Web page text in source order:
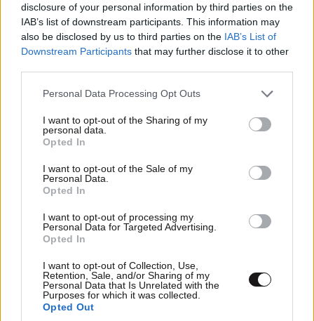
disclosure of your personal information by third parties on the
IAB’s list of downstream participants. This information may
also be disclosed by us to third parties on the IAB’s List of
Downstream Participants that may further disclose it to other
Please note that this website/app uses one or more Google
not limited to your visit or usage behaviour. You may click to
grant or deny consent to Google and its third-party tags to
use your data for below specified purposes in below Google
consent section.
Personal Data Processing Opt Outs
I want to opt-out of the Sharing of my
personal data.
Opted In
I want to opt-out of the Sale of my
Personal Data.
Opted In
I want to opt-out of processing my
Personal Data for Targeted Advertising.
Opted In
I want to opt-out of Collection, Use,
Retention, Sale, and/or Sharing of my
Personal Data that Is Unrelated with the
Purposes for which it was collected.
Opted Out
Άριελ Κωνσταντινίδη: Σκέφτεται να βαφτίσει
και τα 3 παιδιά της μαζί – Η απάντηση στα
σχόλια για την εγκυμοσύνη στα 54
Mike: Εκτός σκηνής ο ράπερ μετά από σοβαρό
τροχαίο ατύχημα – Η ανακοίνωσή του